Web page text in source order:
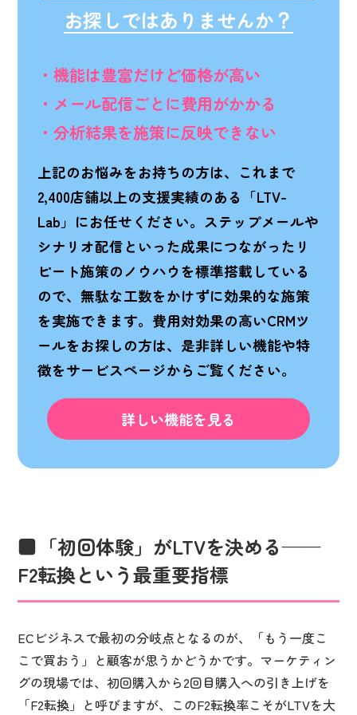
お探しではありませんか？
・機能は豊富だけど価格が高い
・メール配信ごとに費用がかかる
・分析結果を施策に反映できない
上記のお悩みをお持ちの方は、これまで
2,400店舗以上の支援実績のある「LTV-
Lab」にお任せください。ステップメールや
シナリオ配信といった成果につながったリ
ピート施策のノウハウを標準搭載している
ので、無駄な工数をかけずに効果的な施策
を実施できます。費用対効果の高いCRMツ
ールをお探しの方は、是非詳しい機能や特
徴をサービスページからご覧ください。
詳しい機能を見る
「初回体験」がLTVを決める——
F2転換という最重要指標
ECビジネスで最初の分岐点となるのが、「もう一度こ
こで買おう」と顧客が思うかどうかです。マーケティン
グの現場では、初回購入から2回目購入への引き上げを
「F2転換」と呼びますが、このF2転換率こそがLTVを大